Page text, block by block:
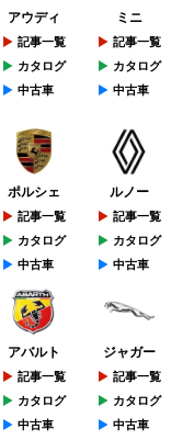
アウディ
記事一覧
カタログ
中古車
ミニ
記事一覧
カタログ
中古車
ポルシェ
記事一覧
カタログ
中古車
ルノー
記事一覧
カタログ
中古車
アバルト
記事一覧
カタログ
中古車
ジャガー
記事一覧
カタログ
中古車